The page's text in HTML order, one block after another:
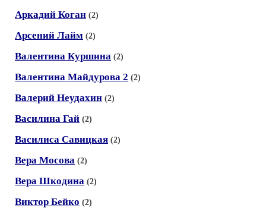
Аркадий Коган (2)
Арсений Лайм (2)
Валентина Куршина (2)
Валентина Майдурова 2 (2)
Валерий Неудахин (2)
Василина Гай (2)
Василиса Савицкая (2)
Вера Мосова (2)
Вера Шкодина (2)
Виктор Бейко (2)